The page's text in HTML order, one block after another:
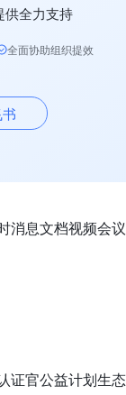
供全力支持
全面协助组织提效
消息文档视频会议
证官公益计划生态